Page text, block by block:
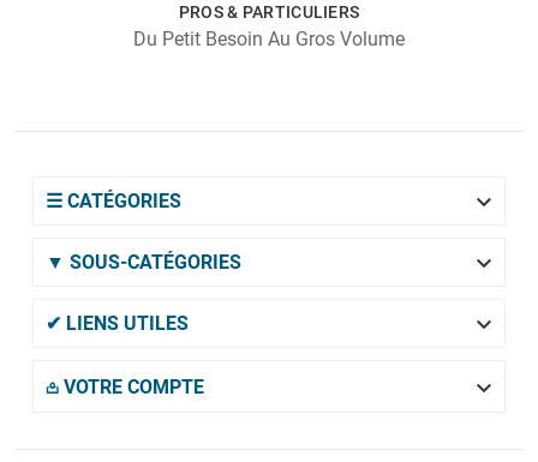
PROS & PARTICULIERS
Du Petit Besoin Au Gros Volume
☰ CATÉGORIES 
▼ SOUS-CATÉGORIES 
✔ LIENS UTILES 
𖡌 VOTRE COMPTE 